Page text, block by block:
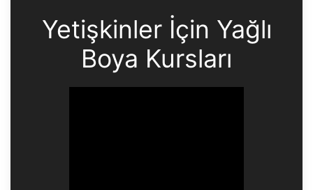
Yetişkinler İçin Yağlı
Boya Kursları